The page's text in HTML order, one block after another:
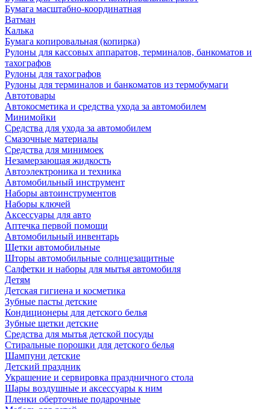
Бумага масштабно-координатная
Ватман
Калька
Бумага копировальная (копирка)
Рулоны для кассовых аппаратов, терминалов, банкоматов и
тахографов
Рулоны для тахографов
Рулоны для терминалов и банкоматов из термобумаги
Автотовары
Автокосметика и средства ухода за автомобилем
Минимойки
Средства для ухода за автомобилем
Смазочные материалы
Средства для минимоек
Незамерзающая жидкость
Автоэлектроника и техника
Автомобильный инструмент
Наборы автоинструментов
Наборы ключей
Аксессуары для авто
Аптечка первой помощи
Автомобильный инвентарь
Щетки автомобильные
Шторы автомобильные солнцезащитные
Салфетки и наборы для мытья автомобиля
Детям
Детская гигиена и косметика
Зубные пасты детские
Кондиционеры для детского белья
Зубные щетки детские
Средства для мытья детской посуды
Стиральные порошки для детского белья
Шампуни детские
Детский праздник
Украшение и сервировка праздничного стола
Шары воздушные и аксессуары к ним
Пленки оберточные подарочные